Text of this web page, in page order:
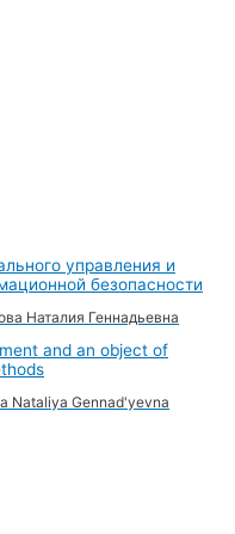
управления и
безопасности
Наталия Геннадьевна
and an object of
Nataliya Gennad'yevna